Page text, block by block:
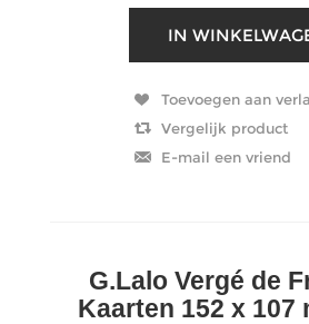
G.Lalo Vergé de
Kaarten 152 x 107